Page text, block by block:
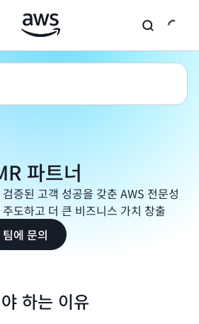
파트너
증된 고객 성공을 갖춘 AWS 전문성
도하고 더 큰 비즈니스 가치 창출
에 문의
하는 이유